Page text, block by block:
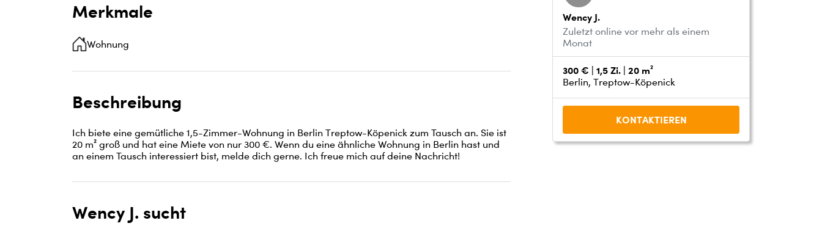
Merkmale
Wohnung
Beschreibung
Ich biete eine gemütliche 1,5-Zimmer-Wohnung in Berlin Treptow-Köpenick zum Tausch an. Sie ist
20 m² groß und hat eine Miete von nur 300 €. Wenn du eine ähnliche Wohnung in Berlin hast und
an einem Tausch interessiert bist, melde dich gerne. Ich freue mich auf deine Nachricht!
Wency J. sucht
Wency J.
Zuletzt online vor mehr als einem
Monat
300 € | 1,5 Zi. | 20 m²
Berlin, Treptow-Köpenick
KONTAKTIEREN